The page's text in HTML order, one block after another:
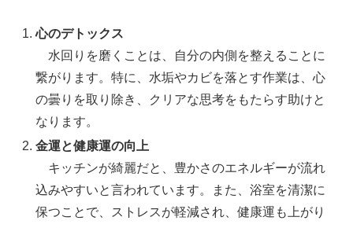
心のデトックス
水回りを磨くことは、自分の内側を整えることに
繋がります。特に、水垢やカビを落とす作業は、心
の曇りを取り除き、クリアな思考をもたらす助けと
なります。
金運と健康運の向上
キッチンが綺麗だと、豊かさのエネルギーが流れ
込みやすいと言われています。また、浴室を清潔に
保つことで、ストレスが軽減され、健康運も上がり